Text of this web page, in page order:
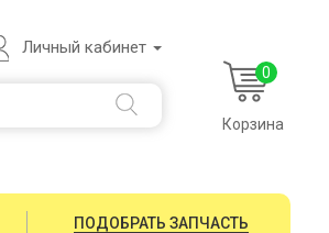
Личный кабинет
0
Корзина
ПОДОБРАТЬ ЗАПЧАСТЬ